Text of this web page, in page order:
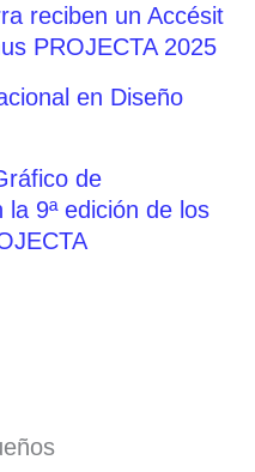
reciben un Accésit
PROJECTA 2025
en Diseño
de
9ª edición de los